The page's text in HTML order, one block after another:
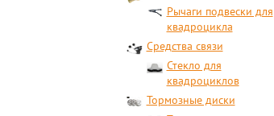
Рычаги подвески для
квадроцикла
Средства связи
Стекло для
квадроциклов
Тормозные диски